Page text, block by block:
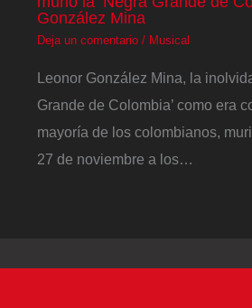
González Mina
Deja un comentario / Musical
Leonor González Mina, la
Grande de Colombia’ como era
mayoría de los colombianos,
27 de noviembre a los…